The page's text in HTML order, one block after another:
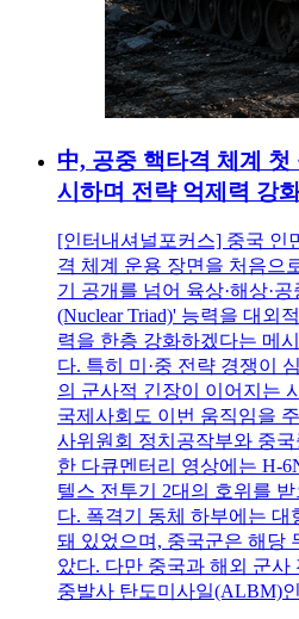
中, 공중 핵타격 체계
시하며 전략 억제력 강
[인터내셔널포커스] 중국 인
격 체계 운용 장면을 처음으
기 공개를 넘어 육상·해상·
(Nuclear Triad)' 능력을 대외
력을 한층 강화하겠다는 메
다. 특히 미·중 전략 경쟁이
의 군사적 긴장이 이어지는
국제사회도 이번 움직임을
사위원회 정치공작부와 중
한 다큐멘터리 영상에는 H-
텔스 전투기 2대의 호위를
다. 폭격기 동체 하부에는
돼 있었으며, 중국군은 해당
았다. 다만 중국과 해외 군
중발사 탄도미사일(ALBM)